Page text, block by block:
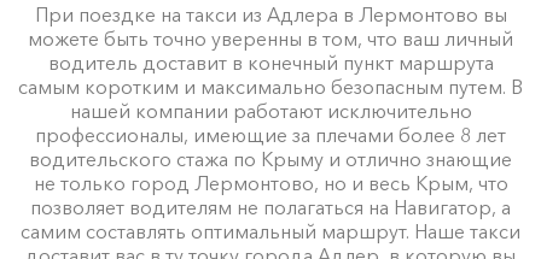
При поездке на такси из Адлера в Лермонтово вы
можете быть точно уверенны в том, что ваш личный
водитель доставит в конечный пункт маршрута
самым коротким и максимально безопасным путем. В
нашей компании работают исключительно
профессионалы, имеющие за плечами более 8 лет
водительского стажа по Крыму и отлично знающие
не только город Лермонтово, но и весь Крым, что
позволяет водителям не полагаться на Навигатор, а
самим составлять оптимальный маршрут. Наше такси